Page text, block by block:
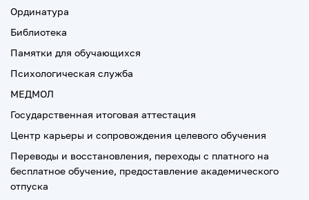
Ординатура
Библиотека
Памятки для обучающихся
Психологическая служба
МЕДМОЛ
Государственная итоговая аттестация
Центр карьеры и сопровождения целевого обучения
Переводы и восстановления, переходы с платного на
бесплатное обучение, предоставление академического
отпуска